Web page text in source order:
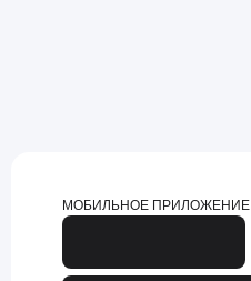
МОБИЛЬНОЕ ПРИЛОЖЕНИЕ